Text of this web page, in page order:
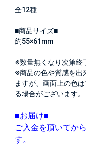
全12種
■商品サイズ■
約55×61mm
※数量無くなり次第終
※商品の色や質感を出
ますが、画面上の色
る場合がございます。
■お届け■
ご入金を頂いてか
す。